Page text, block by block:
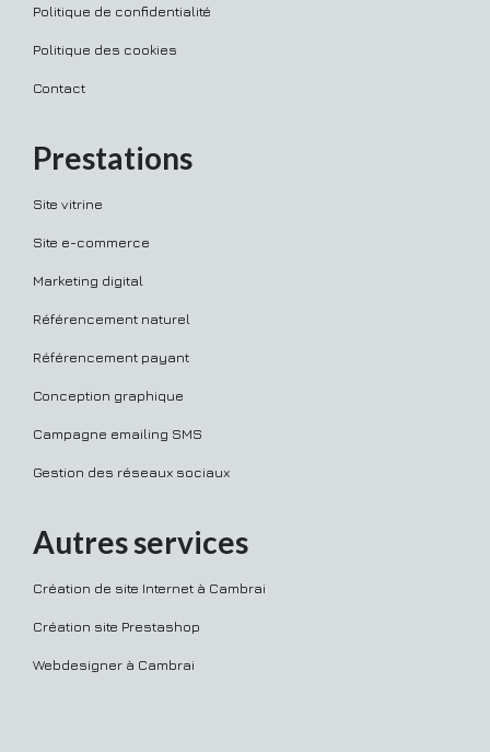
Politique de confidentialité
Politique des cookies
Contact
Prestations
Site vitrine
Site e-commerce
Marketing digital
Référencement naturel
Référencement payant
Conception graphique
Campagne emailing SMS
Gestion des réseaux sociaux
Autres services
Création de site Internet à Cambrai
Création site Prestashop
Webdesigner à Cambrai